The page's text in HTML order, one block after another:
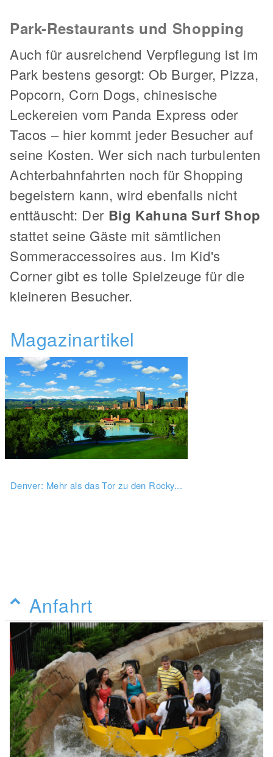
Park-Restaurants und Shopping
Auch für ausreichend Verpflegung ist im
Park bestens gesorgt: Ob Burger, Pizza,
Popcorn, Corn Dogs, chinesische
Leckereien vom Panda Express oder
Tacos – hier kommt jeder Besucher auf
seine Kosten. Wer sich nach turbulenten
Achterbahnfahrten noch für Shopping
begeistern kann, wird ebenfalls nicht
enttäuscht: Der Big Kahuna Surf Shop
stattet seine Gäste mit sämtlichen
Sommeraccessoires aus. Im Kid's
Corner gibt es tolle Spielzeuge für die
kleineren Besucher.
Magazinartikel
Denver: Mehr als das Tor zu den Rocky...
Anfahrt